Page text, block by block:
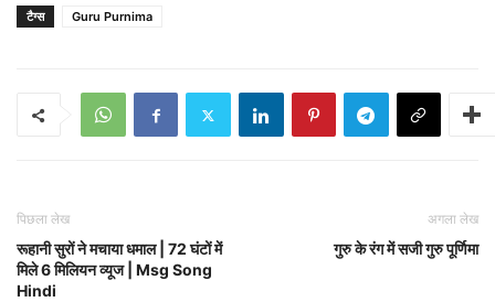
टैग्स Guru Purnima
पिछला लेख
रूहानी सुरों ने मचाया धमाल | 72 घंटों में
मिले 6 मिलियन व्यूज | Msg Song
Hindi
अगला लेख
गुरु के रंग में सजी गुरु पूर्णिमा